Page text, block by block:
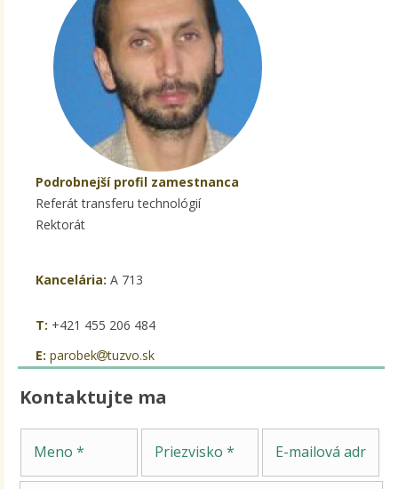
Podrobnejší profil zamestnanca
Referát transferu technológií
Rektorát
Kancelária: A 713
T: +421 455 206 484
E: parobek tuzvo.sk
Kontaktujte ma